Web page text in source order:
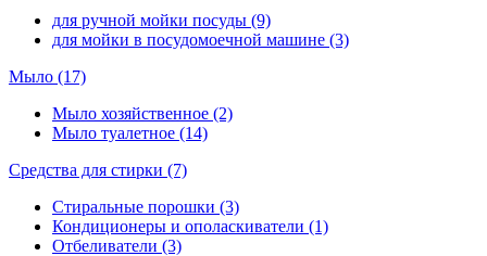
для ручной мойки посуды (9)
для мойки в посудомоечной машине (3)
Мыло (17)
Мыло хозяйственное (2)
Мыло туалетное (14)
Средства для стирки (7)
Стиральные порошки (3)
Кондиционеры и ополаскиватели (1)
Отбеливатели (3)